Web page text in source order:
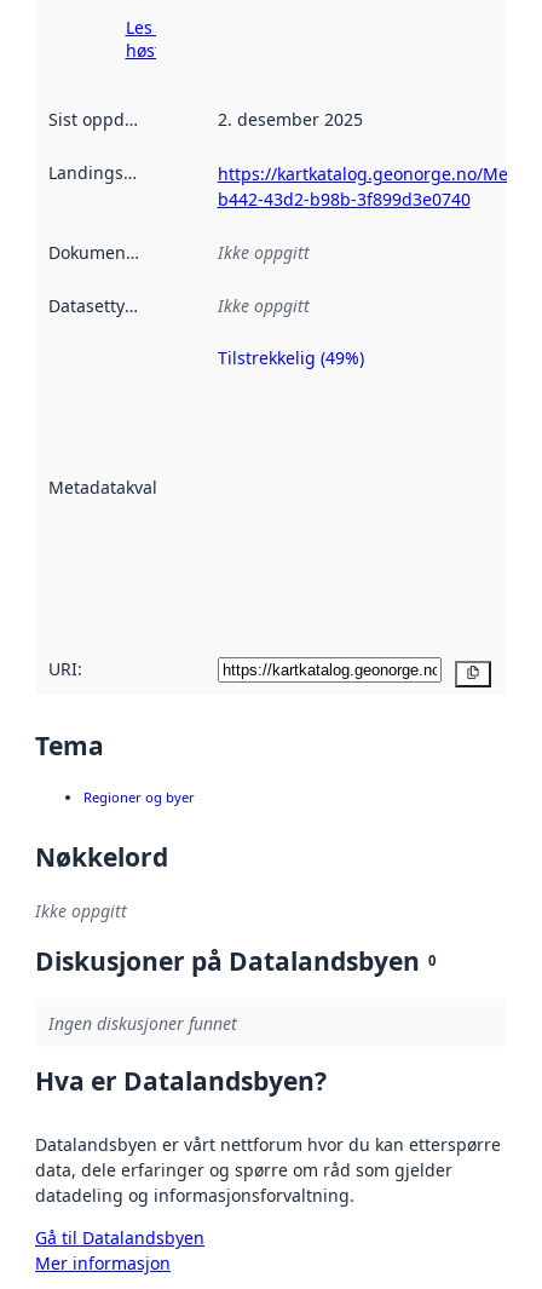
Les mer om
høsting her
Sist oppdatert 2. desember 2025
Landingsside
https://kartkatalog.geonorge.no/
b442-43d2-b98b-3f899d3e0740
Dokumentasjon Ikke oppgitt
Datasettype Ikke oppgitt
Metadatakvalitet
Metadatakvalitet
Tilstrekkelig (49%)
URI:
Tema
Regioner og byer
Nøkkelord
Ikke oppgitt
Diskusjoner på Datalandsbyen 0
Ingen diskusjoner funnet
Hva er Datalandsbyen?
Datalandsbyen er vårt nettforum hvor du kan etterspørre
data, dele erfaringer og spørre om råd som gjelder
datadeling og informasjonsforvaltning.
Gå til Datalandsbyen
Mer informasjon